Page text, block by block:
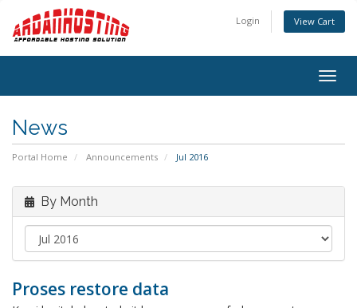
Login View Cart
News
Portal Home Announcements Jul 2016
By Month
Proses restore data